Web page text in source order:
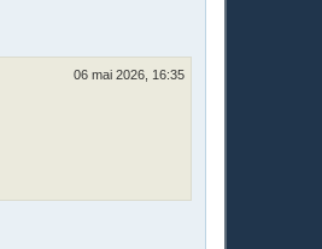
06 mai 2026, 16:35